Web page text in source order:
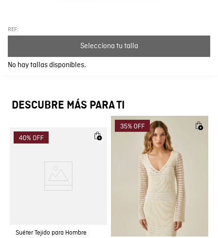
REF:
Selecciona tu talla
No hay tallas disponibles.
DESCUBRE MÁS PARA TI
Suéter Tejido para Hombre